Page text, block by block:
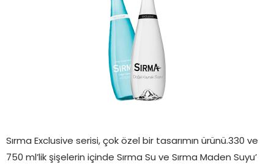
Sırma Exclusive serisi, çok özel bir tasarımın ürünü.330 ve
750 ml’lik şişelerin içinde Sırma Su ve Sırma Maden Suyu’